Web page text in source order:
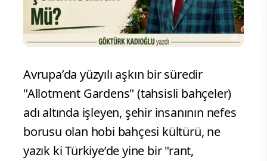
Avrupa’da yüzyılı aşkın bir süredir
"Allotment Gardens" (tahsisli bahçeler)
adı altında işleyen, şehir insanının nefes
borusu olan hobi bahçesi kültürü, ne
yazık ki Türkiye’de yine bir "rant,